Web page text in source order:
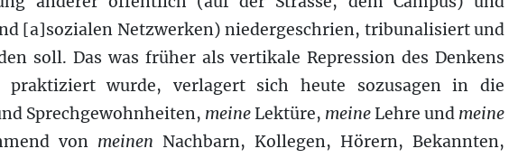
[a]sozialen Netzwerken) niedergeschrien, tribunalisiert und
soll. Das was früher als vertikale Repression des Denkens
praktiziert wurde, verlagert sich heute sozusagen in die
Sprechgewohnheiten, meineLektüre, meineLehre und meine
von meinen Nachbarn, Kollegen, Hörern, Bekannten,